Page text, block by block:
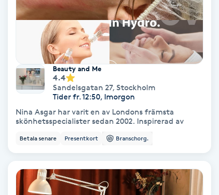
Fillers
Fotmassage
Fotsvamp
Fotvård
Fransar
Fransfärgning
Beauty and Me
4.4
Sandelsgatan 27, Stockholm
Tider fr. 12:50, Imorgon
Nina Asgar har varit en av Londons främsta
skönhetsspecialister sedan 2002. Inspirerad av
Betala senare Presentkort Branschorg.